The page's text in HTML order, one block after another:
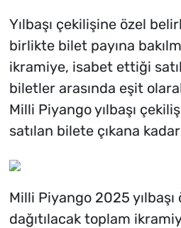
Yılbaşı çekilişine özel
birlikte bilet payına
ikramiye, isabet ettiği
biletler arasında eşit
Milli Piyango yılbaşı
satılan bilete çıkana
Milli Piyango 2025
dağıtılacak toplam